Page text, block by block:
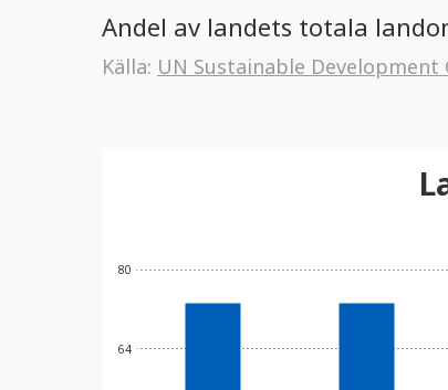
Andel av landets totala
Källa: UN Sustainable Development
64
80